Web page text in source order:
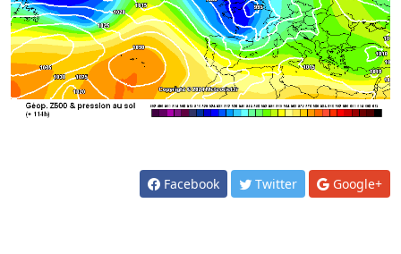
Facebook Twitter Google+